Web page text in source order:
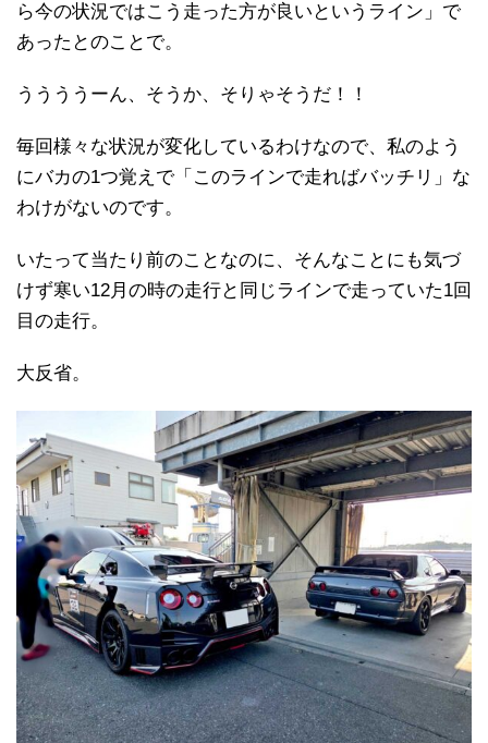
ら今の状況ではこう走った方が良いというライン」で
あったとのことで。
ううううーん、そうか、そりゃそうだ！！
毎回様々な状況が変化しているわけなので、私のよう
にバカの1つ覚えで「このラインで走ればバッチリ」な
わけがないのです。
いたって当たり前のことなのに、そんなことにも気づ
けず寒い12月の時の走行と同じラインで走っていた1回
目の走行。
大反省。